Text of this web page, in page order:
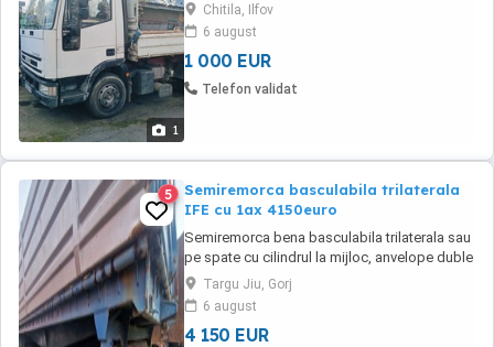
1
Chitila, Ilfov
6 august
1 000 EUR
Telefon validat
5
Semiremorca basculabila trilaterala
IFE cu 1ax 4150euro
Semiremorca bena basculabila trilaterala sau
pe spate cu cilindrul la mijloc, anvelope duble
315 80R22,5 pe o axa, se tratează după cap
tractor. - an fabricație 1996 - deschidere
obloane hidraulica din telecomanda, - axa cu
anvelope duble, - axa viratoare din
Targu Jiu, Gorj
6 august
4 150 EUR